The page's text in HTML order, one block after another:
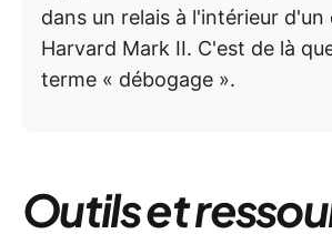
dans un relais à l'intérieur
Harvard Mark II. C'est de là
terme « débogage ».
Outils et